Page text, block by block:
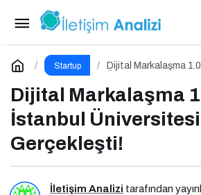
Startup
Dijital Markalaşma
Dijital Markalaşma
İstanbul
Gerçekleşti!
İletişim Analizi tarafından
IT Forum CxO 2026 İçin Geri
Yorum Yap